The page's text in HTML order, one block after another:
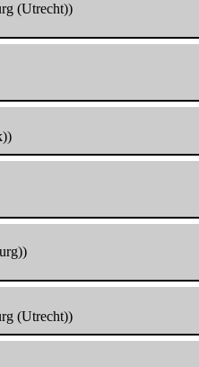
(Utrecht))
(Utrecht))